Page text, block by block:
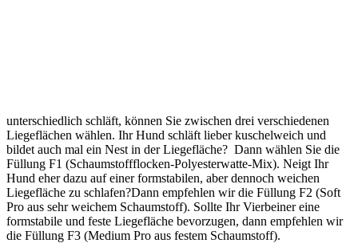
unterschiedlich schläft, können Sie zwischen drei verschiedenen
Liegeflächen wählen. Ihr Hund schläft lieber kuschelweich und
bildet auch mal ein Nest in der Liegefläche? Dann wählen Sie die
Füllung F1 (Schaumstoffflocken-Polyesterwatte-Mix). Neigt Ihr
Hund eher dazu auf einer formstabilen, aber dennoch weichen
Liegefläche zu schlafen?Dann empfehlen wir die Füllung F2 (Soft
Pro aus sehr weichem Schaumstoff). Sollte Ihr Vierbeiner eine
formstabile und feste Liegefläche bevorzugen, dann empfehlen wir
die Füllung F3 (Medium Pro aus festem Schaumstoff).